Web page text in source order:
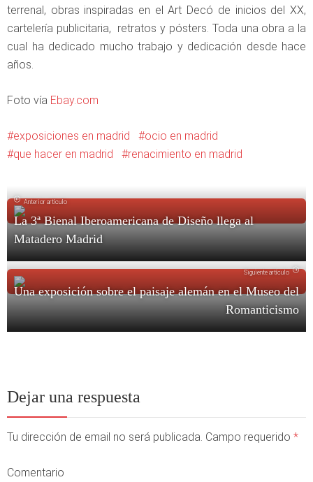
terrenal, obras inspiradas en el Art Decó de inicios del XX,
cartelería publicitaria, retratos y pósters. Toda una obra a la
cual ha dedicado mucho trabajo y dedicación desde hace
años.
Foto vía Ebay.com
exposiciones en madrid
ocio en madrid
que hacer en madrid
renacimiento en madrid
Anterior artículo
La 3ª Bienal Iberoamericana de Diseño llega al
Matadero Madrid
Siguiente artículo
Una exposición sobre el paisaje alemán en el Museo del
Romanticismo
Dejar una respuesta
Tu dirección de email no será publicada. Campo requerido *
Comentario